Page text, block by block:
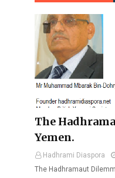
The
Yemen.
Hadhrami Diaspora
The Hadhramaut